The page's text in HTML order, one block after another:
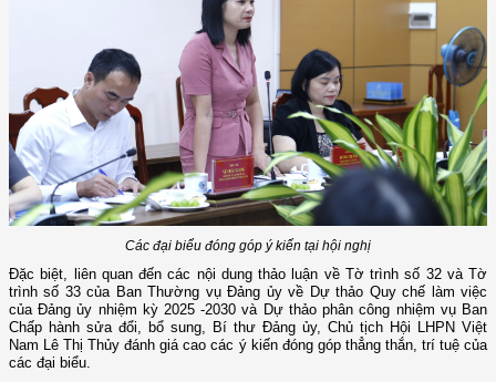
Các đại biểu đóng góp ý kiến tại hội nghị
Đặc biệt, liên quan đến các nội dung thảo luận về Tờ trình số 32 và Tờ
trình số 33 của Ban Thường vụ Đảng ủy về Dự thảo Quy chế làm việc
của Đảng ủy nhiệm kỳ 2025 -2030 và Dự thảo phân công nhiệm vụ Ban
Chấp hành sửa đổi, bổ sung, Bí thư Đảng ủy, Chủ tịch Hội LHPN Việt
Nam Lê Thị Thủy đánh giá cao các ý kiến đóng góp thẳng thắn, trí tuệ của
các đại biểu.